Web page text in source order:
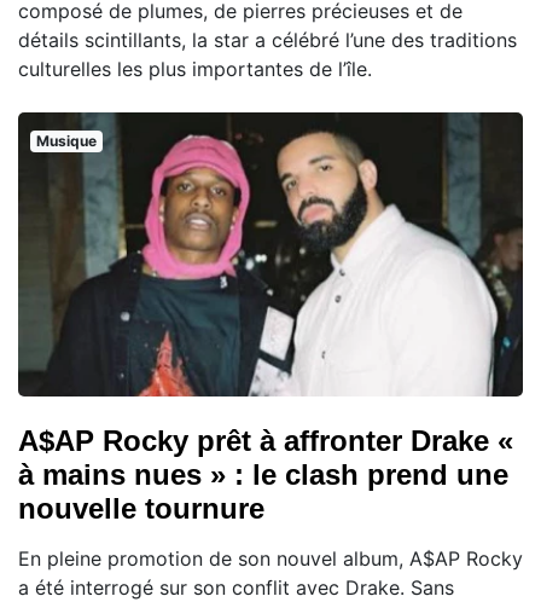
composé de plumes, de pierres précieuses et de
détails scintillants, la star a célébré l’une des traditions
culturelles les plus importantes de l’île.
Musique
A$AP Rocky prêt à affronter Drake «
à mains nues » : le clash prend une
nouvelle tournure
En pleine promotion de son nouvel album, A$AP Rocky
a été interrogé sur son conflit avec Drake. Sans